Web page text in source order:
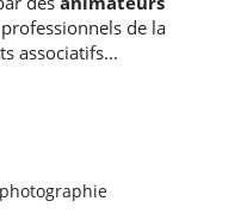
de la
associatifs...